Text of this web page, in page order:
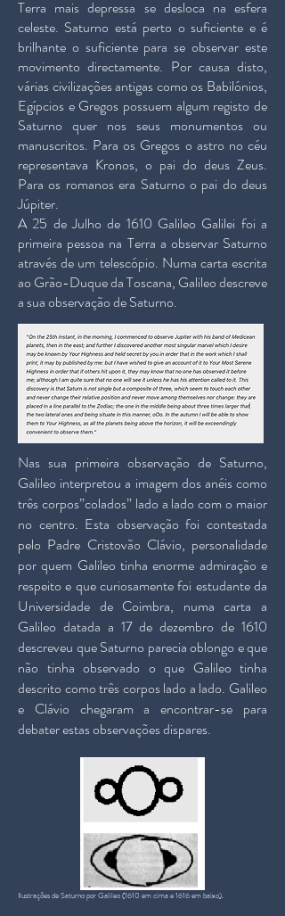
Terra mais depressa se desloca na esfera
celeste. Saturno está perto o suficiente e é
brilhante o suficiente para se observar este
movimento directamente. Por causa disto,
várias civilizações antigas como os Babilónios,
Egípcios e Gregos possuem algum registo de
Saturno quer nos seus monumentos ou
manuscritos. Para os Gregos o astro no céu
representava Kronos, o pai do deus Zeus.
Para os romanos era Saturno o pai do deus
Júpiter.
A 25 de Julho de 1610 Galileo Galilei foi a
primeira pessoa na Terra a observar Saturno
através de um telescópio. Numa carta escrita
ao Grão-Duque da Toscana, Galileo descreve
a sua observação de Saturno.
Nas sua primeira observação de Saturno,
Galileo interpretou a imagem dos anéis como
três corpos”colados” lado a lado com o maior
no centro. Esta observação foi contestada
pelo Padre Cristovão Clávio, personalidade
por quem Galileo tinha enorme admiração e
respeito e que curiosamente foi estudante da
Universidade de Coimbra, numa carta a
Galileo datada a 17 de dezembro de 1610
descreveu que Saturno parecia oblongo e que
não tinha observado o que Galileo tinha
descrito como três corpos lado a lado. Galileo
e Clávio chegaram a encontrar-se para
debater estas observações dispares.
Ilustrações de Saturno por Galileo (1610 em cima e 1616 em baixo).